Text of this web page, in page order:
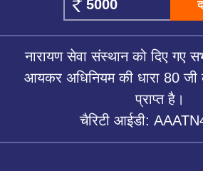
नारायण सेवा संस्थान को दिए गए
आयकर अधिनियम की धारा 80
प्राप्त है।
चैरिटी आईडी: